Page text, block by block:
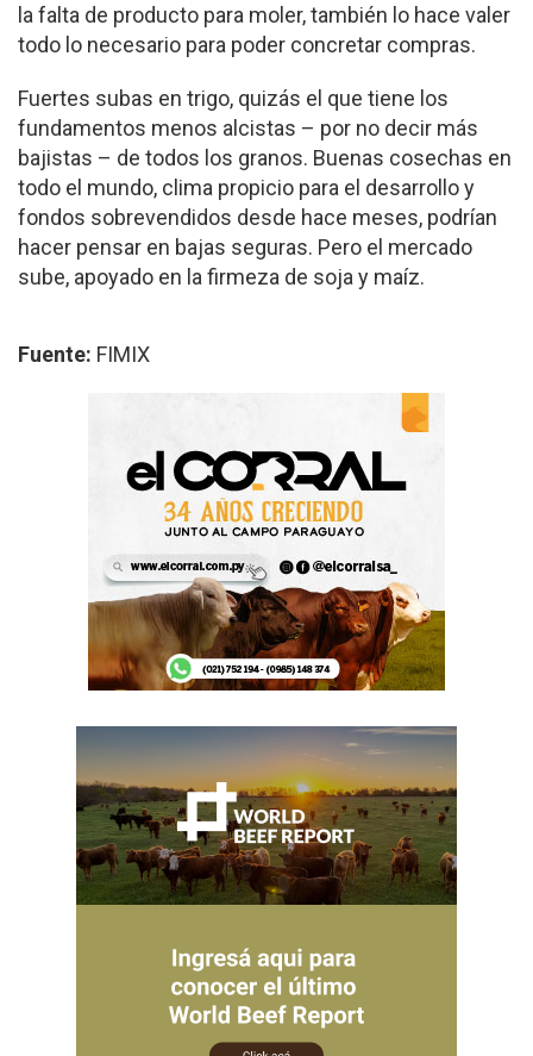
la falta de producto para moler, también lo hace valer
todo lo necesario para poder concretar compras.
Fuertes subas en trigo, quizás el que tiene los
fundamentos menos alcistas – por no decir más
bajistas – de todos los granos. Buenas cosechas en
todo el mundo, clima propicio para el desarrollo y
fondos sobrevendidos desde hace meses, podrían
hacer pensar en bajas seguras. Pero el mercado
sube, apoyado en la firmeza de soja y maíz.
Fuente: FIMIX